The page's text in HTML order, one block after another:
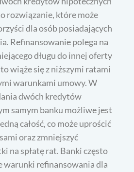
rozwiązanie, które może
dla osób posiadających
Refinansowanie polega na
długu do innej oferty
wiąże się z niższymi ratami
warunkami umowy. W
dwóch kredytów
samym banku możliwe jest
całość, co może uprościć
oraz zmniejszyć
na spłatę rat. Banki często
warunki refinansowania dla